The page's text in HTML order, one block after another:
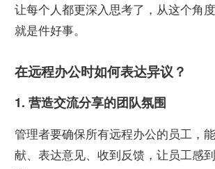
让每个人都更深入思考了，从这个角
就是件好事。
在远程办公时如何表达异议？
1. 营造交流分享的团队氛围
管理者要确保所有远程办公的员工，
献、表达意见、收到反馈，让员工感